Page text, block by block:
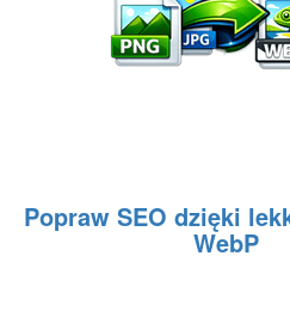
Popraw SEO dzięki
WebP